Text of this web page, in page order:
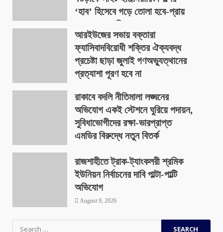
‘হাব’ হিসেবে গড়ে তোলা হবে-প্রায়
৪০০ একর জমিতে
August 9, 2026
আরইউজের সভায় বক্তারা
ফ্যাসিবাদবিরোধী শক্তির ঐক্যবদ্ধ
প্রচেষ্টা ছাড়া জুলাই গণঅভ্যুত্থানের
প্রত্যাশা পূরণ হবে না
রাকাবে বদলি নীতিমালা লঙ্ঘনের
অভিযোগ একই স্টেশনে ঘুরিয়ে পদায়ন,
সুবিধাভোগীদের রক্ষা-ভারপ্রাপ্ত
এমডির বিরুদ্ধে নতুন বিতর্ক
রাজশাহীতে ট্রাক-ট্যাংকলরী শ্রমিক
ইউনিয়ন নির্বাচনের দাবি পাল্টা-পাল্টি
অভিযোগ
August 9, 2026